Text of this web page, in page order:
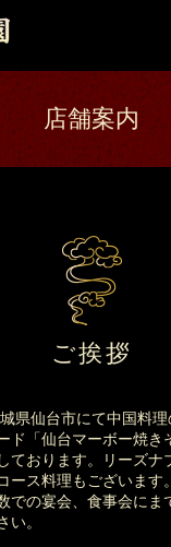
店舗案内
ご挨拶
県仙台市にて中国料
ド「仙台マーボー焼き
ております。
リーズナ
ース料理もございます
での宴会、食事会にま
い。